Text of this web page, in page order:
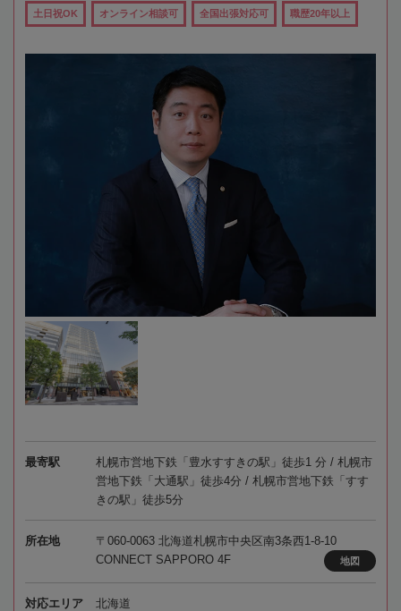
土日祝OK オンライン相談可 全国出張対応可 職歴20年以上
最寄駅
札幌市営地下鉄「豊水すすきの駅」徒歩1 分 / 札幌市
営地下鉄「大通駅」徒歩4分 / 札幌市営地下鉄「すす
きの駅」徒歩5分
所在地
〒060-0063 北海道札幌市中央区南3条西1-8-10
CONNECT SAPPORO 4F
地図
対応エリア 北海道